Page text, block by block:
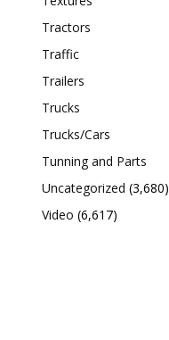
Tractors
Traffic
Trailers
Trucks
Trucks/Cars
Tunning and Parts
Uncategorized (3,680)
Video (6,617)